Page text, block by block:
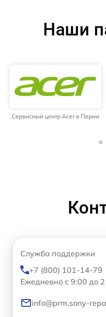
Наши
Сервисный центр Acer в Перми
Служба поддержки
+7 (800) 101-14-79
Ежедневно с 9:00 до
info@prm.sony-